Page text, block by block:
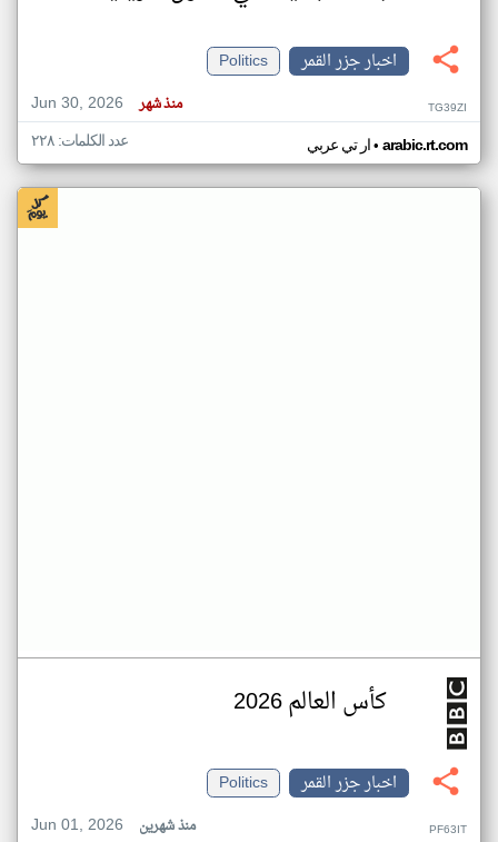
اخبار جزر القمر
Politics
Jun 30, 2026
منذ شهر TG39ZI
ار تي عربي• arabic.rt.com عدد الكلمات: ٢٢٨
كأس العالم 2026
اخبار جزر القمر
Politics
Jun 01, 2026
منذ شهرين PF63IT